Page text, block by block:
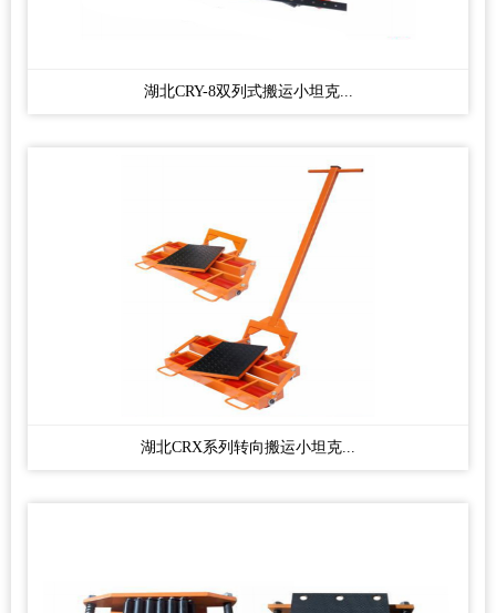
湖北CRY-8双列式搬运小坦克...
湖北CRX系列转向搬运小坦克...